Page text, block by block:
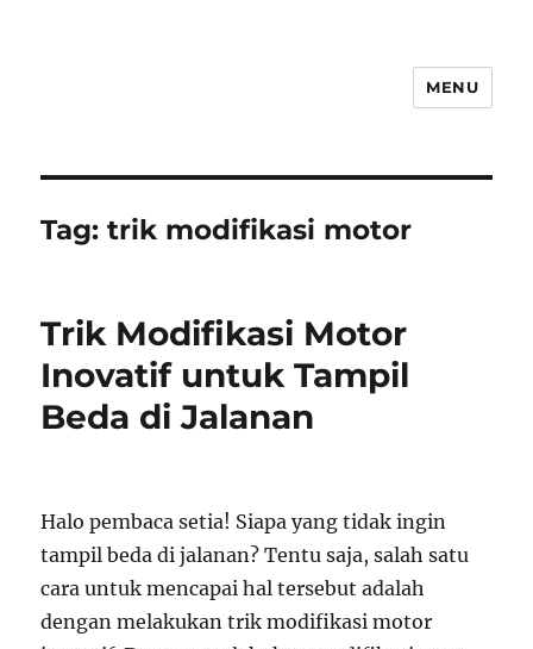
MENU
Tag:trik modifikasi motor
Trik Modifikasi Motor
Inovatif untuk Tampil
Beda di Jalanan
Halo pembaca setia! Siapa yang tidak ingin
tampil beda di jalanan? Tentu saja, salah satu
cara untuk mencapai hal tersebut adalah
dengan melakukan trik modifikasi motor